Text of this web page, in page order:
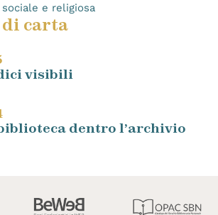
e religiosa
carta
visibili
dentro l’archivio